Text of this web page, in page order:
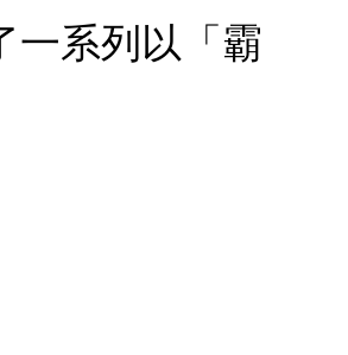
系列以「霸